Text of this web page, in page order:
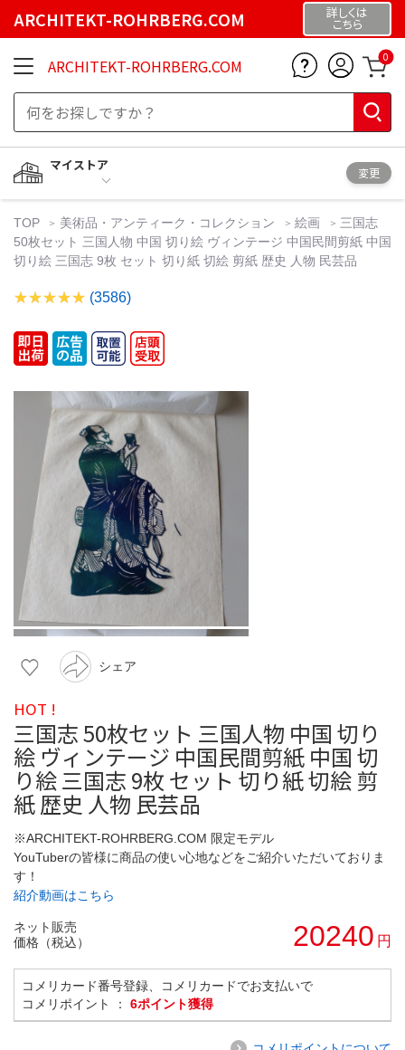
ARCHITEKT-ROHRBERG.COM 詳しくは
こちら
ARCHITEKT-ROHRBERG.COM 0
マイストア
変更
TOP 美術品・アンティーク・コレクション 絵画
三国志
50枚セット 三国人物 中国 切り絵 ヴィンテージ 中国民間剪紙 中国
切り絵 三国志 9枚 セット 切り紙 切絵 剪紙 歴史 人物 民芸品
(3586)
シェア
HOT !
三国志 50枚セット 三国人物 中国 切り
絵 ヴィンテージ 中国民間剪紙 中国 切
り絵 三国志 9枚 セット 切り紙 切絵 剪
紙 歴史 人物 民芸品
※ARCHITEKT-ROHRBERG.COM 限定モデル
YouTuberの皆様に商品の使い心地などをご紹介いただいておりま
す！
紹介動画はこちら
ネット販売
価格（税込）
20240 円
コメリカード番号登録、コメリカードでお支払いで
コメリポイント ： 6ポイント獲得